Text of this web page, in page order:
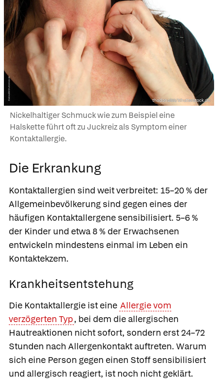
thodonal88/Shutterstock.de
Nickelhaltiger Schmuck wie zum Beispiel eine
Halskette führt oft zu Juckreiz als Symptom einer
Kontaktallergie.
Die Erkrankung
Kontaktallergien sind weit verbreitet: 15–20 % der
Allgemeinbevölkerung sind gegen eines der
häufigen Kontaktallergene sensibilisiert. 5–6 %
der Kinder und etwa 8 % der Erwachsenen
entwickeln mindestens einmal im Leben ein
Kontaktekzem.
Krankheitsentstehung
Die Kontaktallergie ist eine Allergie vom
verzögerten Typ, bei dem die allergischen
Hautreaktionen nicht sofort, sondern erst 24–72
Stunden nach Allergenkontakt auftreten. Warum
sich eine Person gegen einen Stoff sensibilisiert
und allergisch reagiert, ist noch nicht geklärt.